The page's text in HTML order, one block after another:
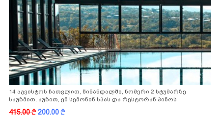
14 აგვისტოს ჩათვლით, წინანდალში, ნომერი 2 სტუმარზე
საუზმით, აუზით, ენ სემონინ სპას და რესტორან პინოს
ფასდაკლებით
415.00k200.00k